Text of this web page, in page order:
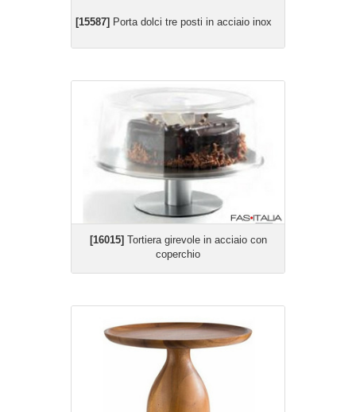
[15587] Porta dolci tre posti in acciaio inox
[16015] Tortiera girevole in acciaio con
coperchio